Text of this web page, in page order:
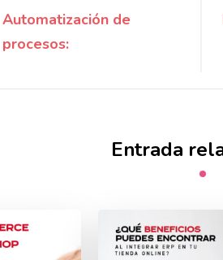
Automatización de
procesos:
Entrada